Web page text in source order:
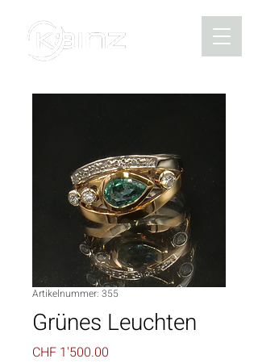
Artikelnummer: 355
Grünes Leuchten
CHF 1'500.00